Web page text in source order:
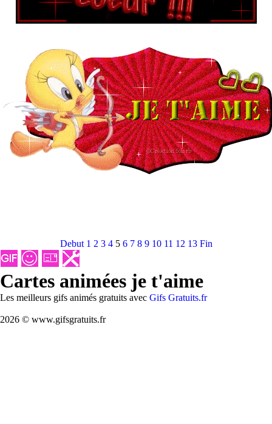
Debut 1 2 3 4 5 6 7 8 9 10 11 12 13 Fin
Cartes animées je t'aime
Les meilleurs gifs animés gratuits avec Gifs Gratuits.fr
2026 © www.gifsgratuits.fr